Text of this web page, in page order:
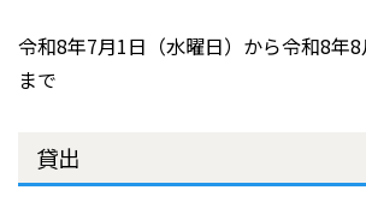
令和8年7月1日（水曜日）から令和8年8
まで
貸出